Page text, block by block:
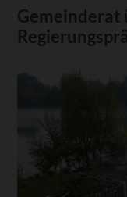
Gemeinderat